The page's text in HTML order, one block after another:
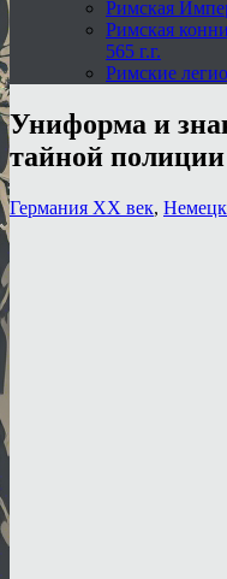
Римская
Римская
565 г.г.
Римские
Униформа и
тайной полиции
Германия XX век,